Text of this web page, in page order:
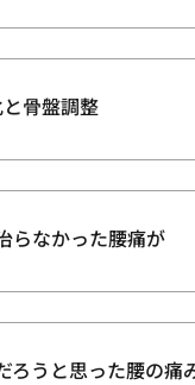
骨盤調整
らなかった腰痛が
ろうと思った腰の痛